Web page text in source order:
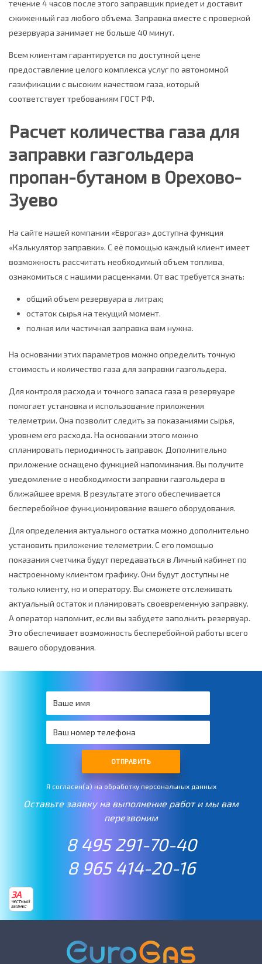
течение 4 часов после этого заправщик приедет и доставит
сжиженный газ любого объема. Заправка вместе с проверкой
резервуара занимает не больше 40 минут.
Всем клиентам гарантируется по доступной цене
предоставление целого комплекса услуг по автономной
газификации с высоким качеством газа, который
соответствует требованиям ГОСТ РФ.
Расчет количества газа для
заправки газгольдера
пропан-бутаном в Орехово-
Зуево
На сайте нашей компании «Еврогаз» доступна функция
«Калькулятор заправки». С её помощью каждый клиент имеет
возможность рассчитать необходимый объем топлива,
ознакомиться с нашими расценками. От вас требуется знать:
общий объем резервуара в литрах;
остаток сырья на текущий момент.
полная или частичная заправка вам нужна.
На основании этих параметров можно определить точную
стоимость и количество газа для заправки газгольдера.
Для контроля расхода и точного запаса газа в резервуаре
помогает установка и использование приложения
телеметрии. Она позволит следить за показаниями сырья,
уровнем его расхода. На основании этого можно
спланировать периодичность заправок. Дополнительно
приложение оснащено функцией напоминания. Вы получите
уведомление о необходимости заправки газгольдера в
ближайшее время. В результате этого обеспечивается
бесперебойное функционирование вашего оборудования.
Для определения актуального остатка можно дополнительно
установить приложение телеметрии. С его помощью
показания счетчика будут передаваться в Личный кабинет по
настроенному клиентом графику. Они будут доступны не
только клиенту, но и оператору. Вы сможете отслеживать
актуальный остаток и планировать своевременную заправку.
А оператор напомнит, если вы забудете заполнить резервуар.
Это обеспечивает возможность бесперебойной работы всего
вашего оборудования.
ОТПРАВИТЬ
Я согласен(а) на обработку персональных данных
Оставьте заявку на выполнение работ и мы вам
перезвоним
8 495 291-70-40
8 965 414-20-16
ЗА
ЧЕСТНЫЙ
БИЗНЕС